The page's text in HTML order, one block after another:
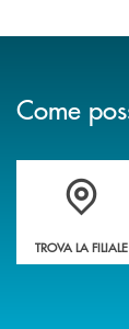
Come
Accedi all'
TROVA LA FILIALE